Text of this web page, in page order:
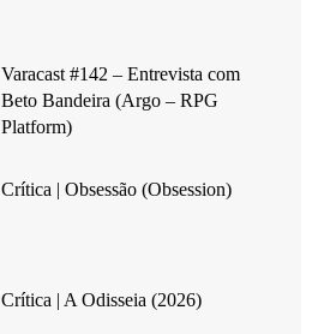
Varacast #142 – Entrevista com
Beto Bandeira (Argo – RPG
Platform)
Crítica | Obsessão (Obsession)
Crítica | A Odisseia (2026)